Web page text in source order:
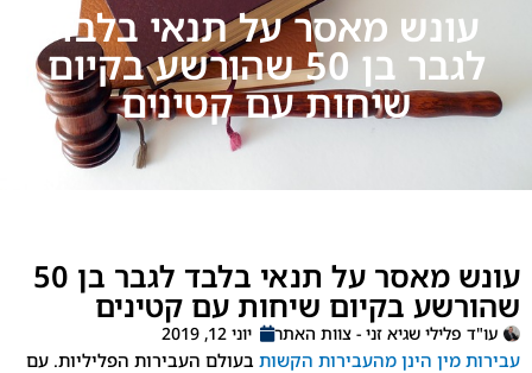
מאסר על תנאי בלבד
לגבר בן 50 שהורשע בקיום
שיחות עם קטינים
עונש מאסר על תנאי בלבד לגבר בן 50
בקיום שיחות עם קטינים
שגיא זני - צוות האתר יוני 12, 2019
הינן מהעבירות הקשותבעולם העבירות הפליליות. עם